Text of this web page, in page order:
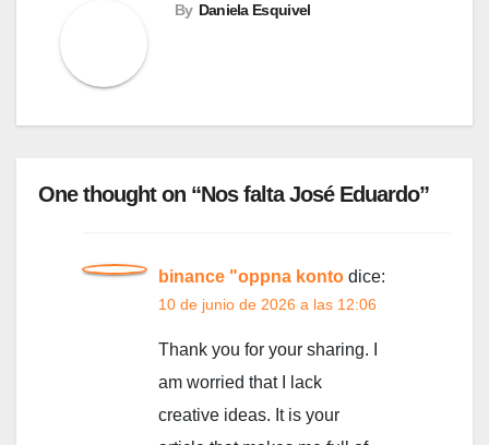
By Daniela Esquivel
One thought on “Nos falta José Eduardo”
binance "oppna konto dice:
10 de junio de 2026 a las 12:06
Thank you for your sharing. I
am worried that I lack
creative ideas. It is your